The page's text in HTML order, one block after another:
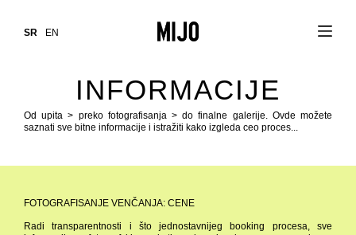
SR EN
INFORMACIJE
Od upita > preko fotografisanja > do finalne galerije. Ovde možete
saznati sve bitne informacije i istražiti kako izgleda ceo proces...
FOTOGRAFISANJE VENČANJA: CENE
Radi transparentnosti i što jednostavnijeg booking procesa, sve